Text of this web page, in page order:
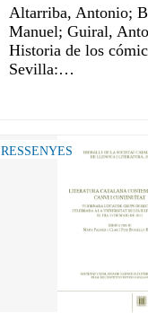
Altarriba, Antonio;
Manuel; Guiral,
Historia de los
Sevilla:…
RESSENYES